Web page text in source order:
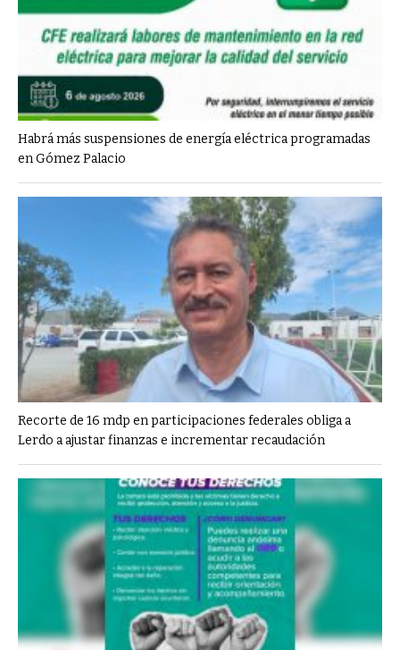
Habrá más suspensiones de energía eléctrica programadas
en Gómez Palacio
Recorte de 16 mdp en participaciones federales obliga a
Lerdo a ajustar finanzas e incrementar recaudación